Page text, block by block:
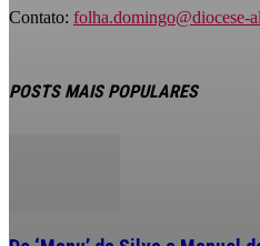
Contato: folha.domingo@diocese-
POSTS MAIS POPULARES